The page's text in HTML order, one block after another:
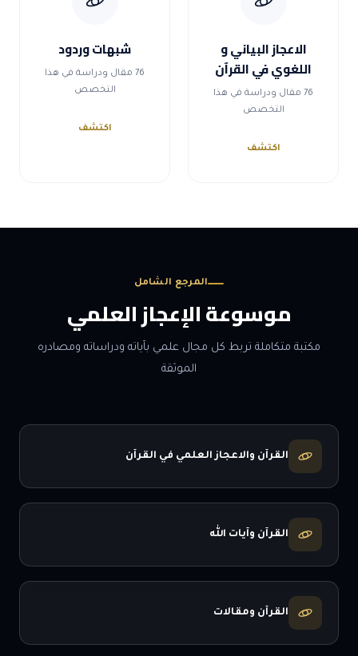
الاعجاز البياني و
اللغوي في القرآن
76 مقال ودراسة في هذا
التخصص
اكتشف
شبهات وردود
76 مقال ودراسة في هذا
التخصص
اكتشف
المرجع الشامل
موسوعة الإعجاز العلمي
مكتبة متكاملة تربط كل مجال علمي بآياته ودراساته ومصادره
الموثقة
القرآن والاعجاز العلمي في القرآن
القرآن وآيات الله
القرآن ومقالات